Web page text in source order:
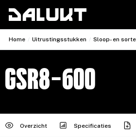
Home / Uitrustingsstukken / Sloop- en
GSR8-600
Overzicht Specificaties